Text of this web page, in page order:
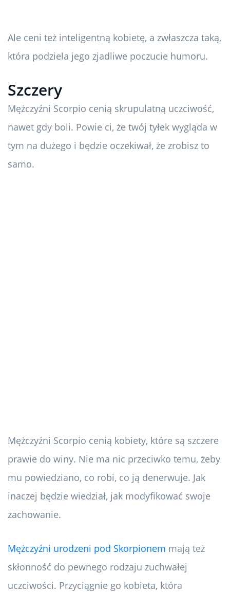
Ale ceni też inteligentną kobietę, a zwłaszcza taką,
która podziela jego zjadliwe poczucie humoru.
Szczery
Mężczyźni Scorpio cenią skrupulatną uczciwość,
nawet gdy boli. Powie ci, że twój tyłek wygląda w
tym na dużego i będzie oczekiwał, że zrobisz to
samo.
Mężczyźni Scorpio cenią kobiety, które są szczere
prawie do winy. Nie ma nic przeciwko temu, żeby
mu powiedziano, co robi, co ją denerwuje. Jak
inaczej będzie wiedział, jak modyfikować swoje
zachowanie.
Mężczyźni urodzeni pod Skorpionem mają też
skłonność do pewnego rodzaju zuchwałej
uczciwości. Przyciągnie go kobieta, która